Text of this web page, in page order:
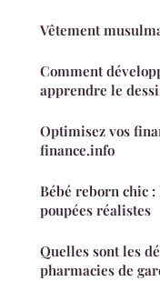
Vêtement
Comment
apprendre le
Optimisez vos
finance.info
Bébé reborn chic
poupées réalistes
Quelles sont les
pharmacies de